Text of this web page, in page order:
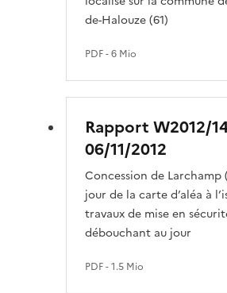
PDF- 6 Mio
de-Halouze (61)
Rapport W2012/
06/11/2012
PDF- 1.5 Mio
Concession de Larchamp
jour de la carte d’aléa à
travaux de mise en
débouchant au jour